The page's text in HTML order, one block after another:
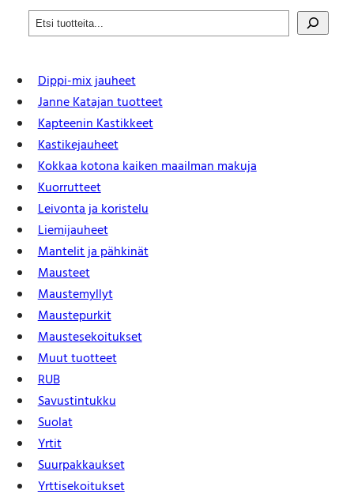
e
Dippi-mix jauheet
Janne Katajan tuotteet
Kapteenin Kastikkeet
Kastike­jauheet
Kokkaa kotona kaiken maailman makuja
Kuorrutteet
Leivonta ja koristelu
Liemijauheet
Mantelit ja pähkinät
Mausteet
Maustemyllyt
Maustepurkit
Mauste­sekoitukset
Muut tuotteet
RUB
Savustintukku
Suolat
Yrtit
Suur­pakkaukset
Yrtti­sekoitukset